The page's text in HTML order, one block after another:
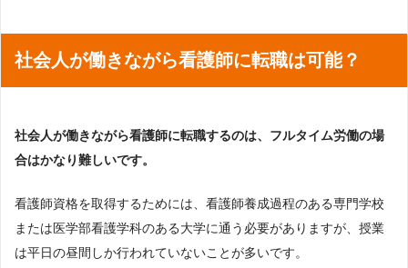
社会人が働きながら看護師に転職は可能？
社会人が働きながら看護師に転職するのは、フルタイム労働の場
合はかなり難しいです。
看護師資格を取得するためには、看護師養成過程のある専門学校
または医学部看護学科のある大学に通う必要がありますが、授業
は平日の昼間しか行われていないことが多いです。